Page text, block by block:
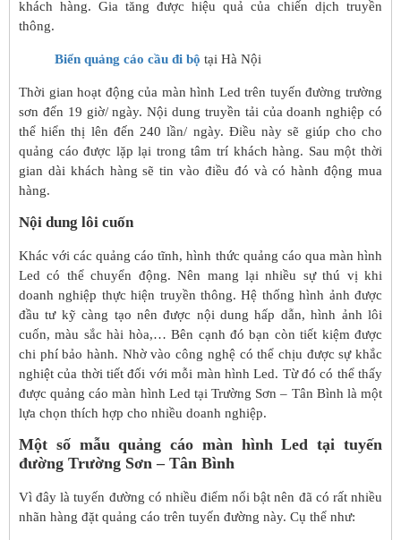
khách hàng. Gia tăng được hiệu quả của chiến dịch truyền
thông.
Biển quảng cáo cầu đi bộ tại Hà Nội
Thời gian hoạt động của màn hình Led trên tuyến đường trường
sơn đến 19 giờ/ ngày. Nội dung truyền tải của doanh nghiệp có
thể hiển thị lên đến 240 lần/ ngày. Điều này sẽ giúp cho cho
quảng cáo được lặp lại trong tâm trí khách hàng. Sau một thời
gian dài khách hàng sẽ tin vào điều đó và có hành động mua
hàng.
Nội dung lôi cuốn
Khác với các quảng cáo tĩnh, hình thức quảng cáo qua màn hình
Led có thể chuyển động. Nên mang lại nhiều sự thú vị khi
doanh nghiệp thực hiện truyền thông. Hệ thống hình ảnh được
đầu tư kỹ càng tạo nên được nội dung hấp dẫn, hình ảnh lôi
cuốn, màu sắc hài hòa,… Bên cạnh đó bạn còn tiết kiệm được
chi phí bảo hành. Nhờ vào công nghệ có thể chịu được sự khắc
nghiệt của thời tiết đối với mỗi màn hình Led. Từ đó có thể thấy
được quảng cáo màn hình Led tại Trường Sơn – Tân Bình là một
lựa chọn thích hợp cho nhiều doanh nghiệp.
Một số mẫu quảng cáo màn hình Led tại tuyến
đường Trường Sơn – Tân Bình
Vì đây là tuyến đường có nhiều điểm nổi bật nên đã có rất nhiều
nhãn hàng đặt quảng cáo trên tuyến đường này. Cụ thể như: